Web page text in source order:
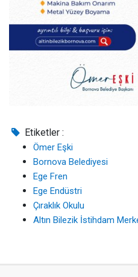
Etiketler :
Ömer Eşki
Bornova Belediyesi
Ege Fren
Ege Endüstri
Çıraklık Okulu
Altın Bilezik İstihdam